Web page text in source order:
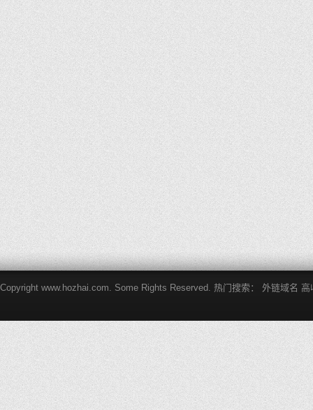
Copyright www.hozhai.com. Some Rights Reserved. 热门搜索： 外链域名 高